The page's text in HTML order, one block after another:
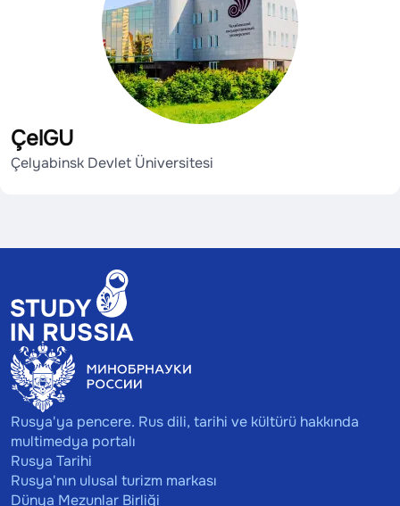
ÇelGU
Çelyabinsk Devlet Üniversitesi
Rusya'ya pencere. Rus dili, tarihi ve kültürü hakkında
multimedya portalı
Rusya Tarihi
Rusya'nın ulusal turizm markası
Dünya Mezunlar Birliği